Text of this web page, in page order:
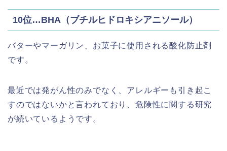
10位…BHA（ブチルヒドロキシアニソール）
バターやマーガリン、お菓子に使用される酸化防止剤
です。
最近では発がん性のみでなく、アレルギーも引き起こ
すのではないかと言われており、危険性に関する研究
が続いているようです。